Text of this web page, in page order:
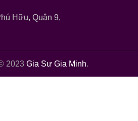
Hữu, Quận 9,
2023 Gia Sư Gia Minh.